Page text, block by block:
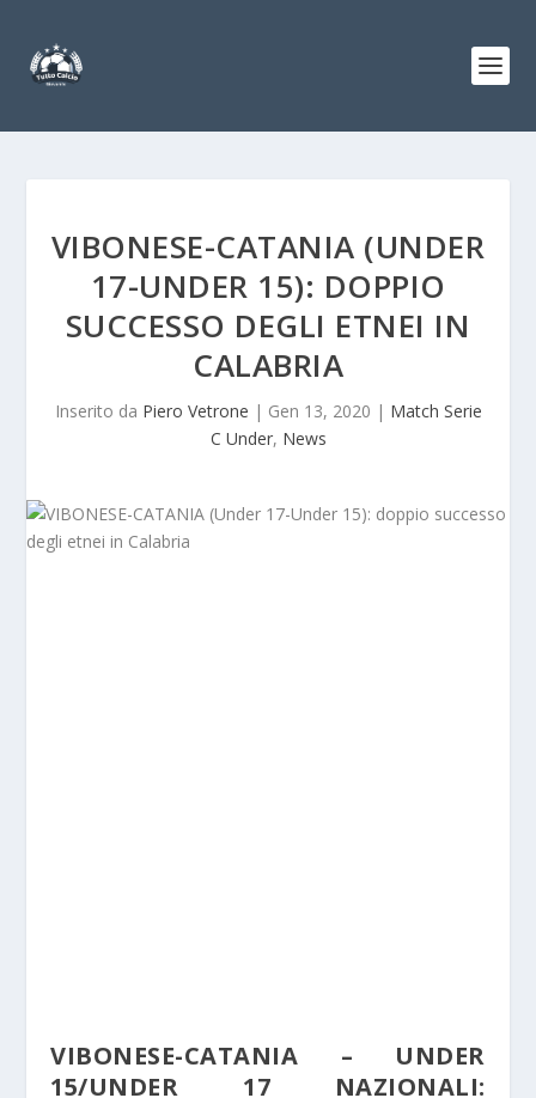
VIBONESE-CATANIA (UNDER
17-UNDER 15): DOPPIO
SUCCESSO DEGLI ETNEI IN
CALABRIA
Inserito da Piero Vetrone | Gen 13, 2020 | Match Serie
C Under, News
VIBONESE-CATANIA – UNDER
15/UNDER 17 NAZIONALI: